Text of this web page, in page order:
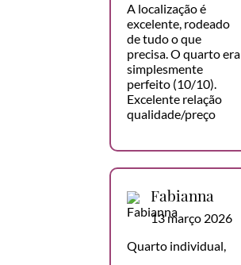
A localização é
excelente, rodeado
de tudo o que
precisa. O quarto era
simplesmente
perfeito (10/10).
Excelente relação
qualidade/preço
Fabianna
13 março 2026
Quarto individual,